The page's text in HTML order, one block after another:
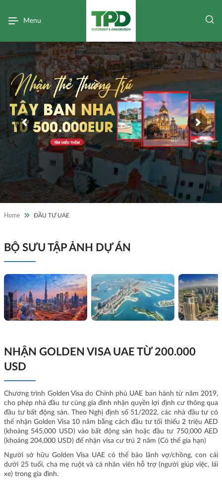
Menu
Home ĐẦU TƯ UAE
BỘ SƯU TẬP ẢNH DỰ ÁN
NHẬN GOLDEN VISA UAE TỪ 200.000
USD
Chương trình Golden Visa do Chính phủ UAE ban hành từ năm 2019,
cho phép nhà đầu tư cùng gia đình nhận quyền lợi định cư thông qua
đầu tư bất động sản. Theo Nghị định số 51/2022, các nhà đầu tư có
thể nhận Golden Visa 10 năm bằng cách đầu tư tối thiểu 2 triệu AED
(khoảng 545,000 USD) vào bất động sản hoặc đầu tư 750,000 AED
(khoảng 204,000 USD) để nhận visa cư trú 2 năm (Có thể gia hạn)
Người sở hữu Golden Visa UAE có thể bảo lãnh vợ/chồng, con cái
dưới 25 tuổi, cha mẹ ruột và cả nhân viên hỗ trợ (người giúp việc, lái
xe) trong gia đình.